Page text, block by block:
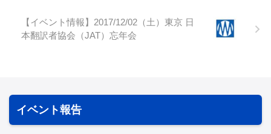
【イベント情報】2017/12/02（土）東京 日
本翻訳者協会（JAT）忘年会
イベント報告